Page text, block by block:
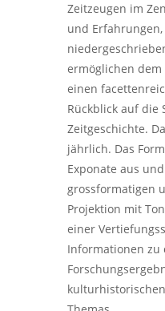
Zeitzeugen im
und
ermöglichen
einen
Rückblick auf die
Zeitgeschichte.
jährlich. Das
Exponate aus
grossformatigen
Projektion mit
einer
Informationen zu